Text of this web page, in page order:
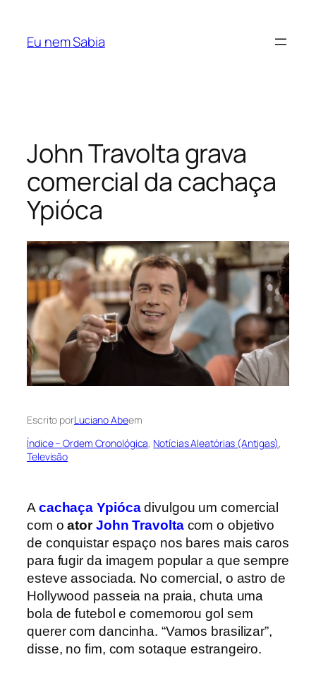
Eu nem Sabia
John Travolta grava
comercial da cachaça
Ypióca
Escrito porLuciano Abeem
Índice – Ordem Cronológica, Notícias Aleatórias (Antigas)
Televisão
A cachaça Ypiócadivulgou um comercial
com oatorJohn Travoltacom o objetivo
de conquistar espaço nos bares mais caros
para fugir da imagem popular a que sempre
esteve associada. No comercial, o astro de
Hollywood passeia na praia, chuta uma
bola de futebol e comemorou gol sem
querer com dancinha. “Vamos brasilizar”,
disse, no fim, com sotaque estrangeiro.